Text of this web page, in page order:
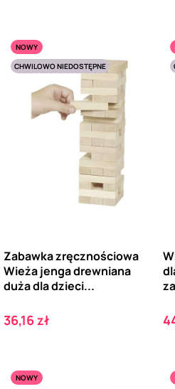
NOWY
CHWILOWO NIEDOSTĘPNE
Zabawka zręcznościowa
Wieża jenga drewniana
duża dla dzieci...
Cena
36,16 zł
NOWY